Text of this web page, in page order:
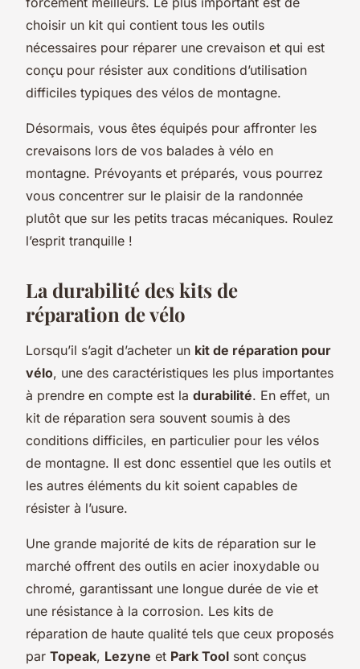
choisir un kit qui contient tous les outils
nécessaires pour réparer une crevaison et qui est
conçu pour résister aux conditions d’utilisation
difficiles typiques des vélos de montagne.
Désormais, vous êtes équipés pour affronter les
crevaisons lors de vos balades à vélo en
montagne. Prévoyants et préparés, vous pourrez
vous concentrer sur le plaisir de la randonnée
plutôt que sur les petits tracas mécaniques. Roulez
l’esprit tranquille !
La durabilité des kits de
réparation de vélo
Lorsqu’il s’agit d’acheter un kit de réparation pour
vélo, une des caractéristiques les plus importantes
à prendre en compte est la durabilité. En effet, un
kit de réparation sera souvent soumis à des
conditions difficiles, en particulier pour les vélos
de montagne. Il est donc essentiel que les outils et
les autres éléments du kit soient capables de
résister à l’usure.
Une grande majorité de kits de réparation sur le
marché offrent des outils en acier inoxydable ou
chromé, garantissant une longue durée de vie et
une résistance à la corrosion. Les kits de
réparation de haute qualité tels que ceux proposés
par Topeak, Lezyne et Park Tool sont conçus